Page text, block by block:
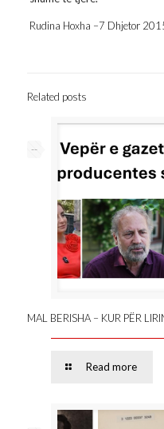
Rudina Hoxha –7 Dhjetor
Related posts
--
MAL BERISHA – KUR PËR
Read more